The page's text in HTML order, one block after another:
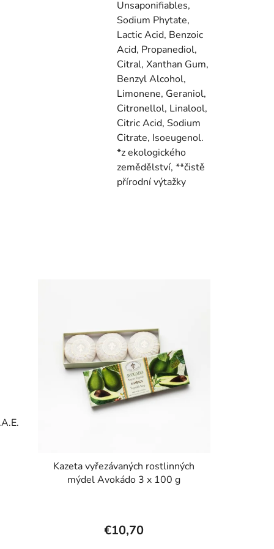
Unsaponifiables,
Sodium Phytate,
Lactic Acid, Benzoic
Acid, Propanediol,
Citral, Xanthan Gum,
Benzyl Alcohol,
Limonene, Geraniol,
Citronellol, Linalool,
Citric Acid, Sodium
Citrate, Isoeugenol.
*z ekologického
zemědělství, **čistě
přírodní výtažky
Kazeta vyřezávaných rostlinných
mýdel Avokádo 3 x 100 g
€10,70